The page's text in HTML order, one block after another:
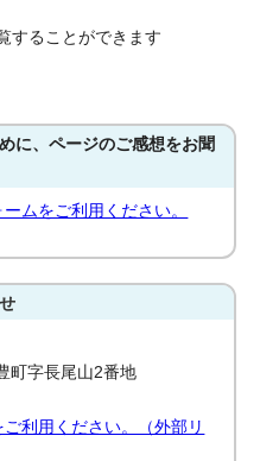
することができます
に、ページのご感想をお聞
ムをご利用ください。
町字長尾山2番地
利用ください。（外部リ